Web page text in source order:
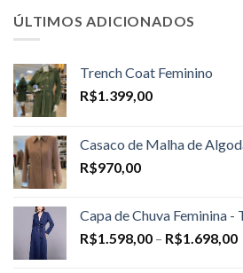
ÚLTIMOS ADICIONADOS
Trench Coat Feminino
R$1.399,00
Casaco de Malha de
R$970,00
Capa de Chuva Feminina -
R$1.598,00 – R$1.698,00